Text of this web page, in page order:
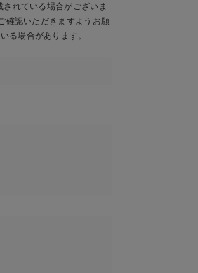
れている場合がございま
確認いただきますようお願
る場合があります。